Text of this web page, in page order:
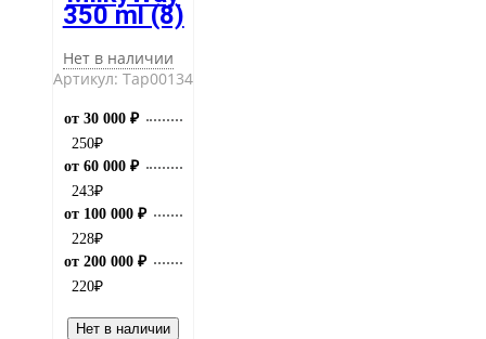
350 ml (8)
Нет в наличии
Артикул: Тар00134
от 30 000 ₽
250₽
от 60 000 ₽
243₽
от 100 000 ₽
228₽
от 200 000 ₽
220₽
Нет в наличии